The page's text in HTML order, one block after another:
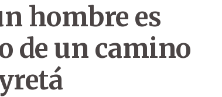
hombre es
de un camino